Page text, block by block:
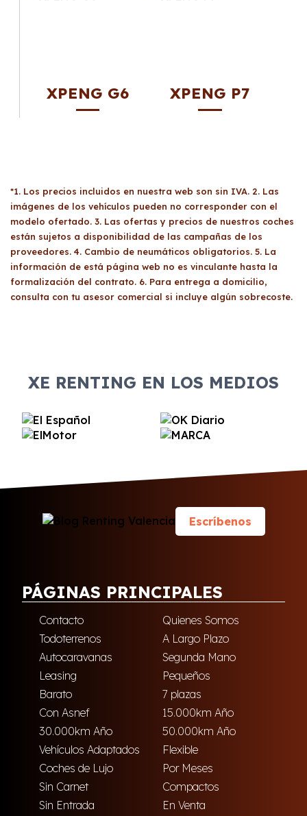
XPENG G6 XPENG P7
*1. Los precios incluidos en nuestra web son sin IVA. 2. Las
imágenes de los vehículos pueden no corresponder con el
modelo ofertado. 3. Las ofertas y precios de nuestros coches
están sujetos a disponibilidad de las campañas de los
proveedores. 4. Cambio de neumáticos obligatorios. 5. La
información de está página web no es vinculante hasta la
formalización del contrato. 6. Para entrega a domicilio,
consulta con tu asesor comercial si incluye algún sobrecoste.
XE RENTING EN LOS MEDIOS
Escríbenos
PÁGINAS PRINCIPALES
Contacto
Quienes Somos
Todoterrenos
A Largo Plazo
Autocaravanas
Segunda Mano
Leasing
Pequeños
Barato
7 plazas
Con Asnef
15.000km Año
30.000km Año
50.000km Año
Vehículos Adaptados
Flexible
Coches de Lujo
Por Meses
Sin Carnet
Compactos
Sin Entrada
En Venta